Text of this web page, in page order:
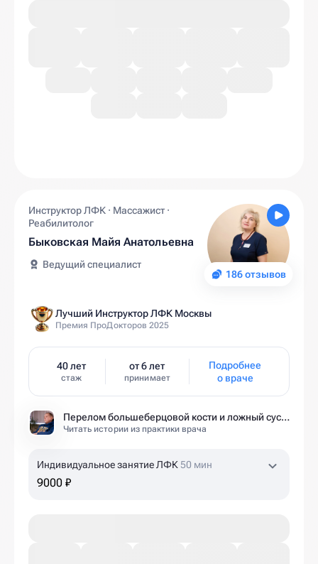
186 отзывов
Инструктор ЛФК · Массажист ·
Реабилитолог
Быковская Майя Анатольевна
Ведущий специалист
Лучший Инструктор ЛФК Москвы
Премия ПроДокторов 2025
40 лет
стаж
от 6 лет
принимает
Подробнее
о враче
Перелом большеберцовой кости и ложный сустав: моя история восстановления длиной в полтора года
Читать истории из практики врача
Индивидуальное занятие ЛФК 50 мин
9000 ₽